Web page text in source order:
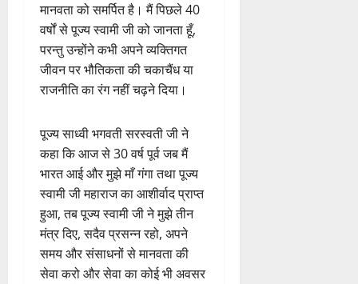
मानवता को समर्पित है। मैं पिछले 40
वर्षों से पूज्य स्वामी जी को जानता हूँ,
परन्तु उन्होंने कभी अपने व्यक्तिगत
जीवन पर भौतिकता की चकाचैंध या
राजनीति का रंग नहीं चढ़ने दिया।
पूज्य साध्वी भगवती सरस्वती जी ने
कहा कि आज से 30 वर्ष पूर्व जब मैं
भारत आई और मुझे माँ गंगा तथा पूज्य
स्वामी जी महाराज का आशीर्वाद प्राप्त
हुआ, तब पूज्य स्वामी जी ने मुझे तीन
मंत्र दिए, सदैव प्रसन्न रहो, अपने
समय और संसाधनों से मानवता की
सेवा करो और सेवा का कोई भी अवसर